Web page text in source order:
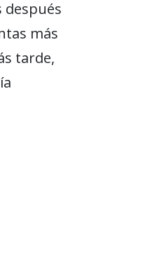
después
más
tarde,